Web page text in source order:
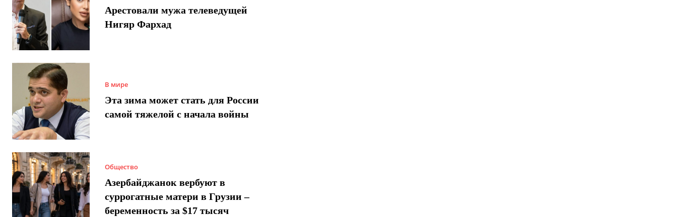
Арестовали мужа телеведущей
Нигяр Фархад
В мире
Эта зима может стать для России
самой тяжелой с начала войны
Общество
Азербайджанок вербуют в
суррогатные матери в Грузии –
беременность за $17 тысяч